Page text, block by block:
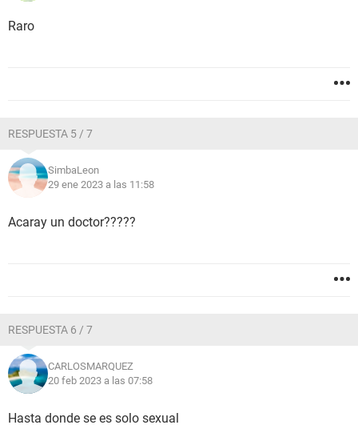
Raro
RESPUESTA 5 / 7
SimbaLeon
29 ene 2023 a las 11:58
Acaray un doctor?????
RESPUESTA 6 / 7
CARLOSMARQUEZ
20 feb 2023 a las 07:58
Hasta donde se es solo sexual